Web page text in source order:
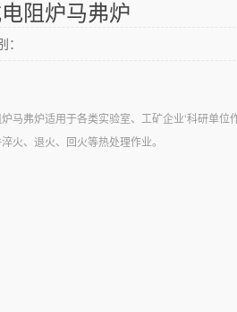
阻炉马弗炉
：
马弗炉适用于各类实验室、工矿企业‘科研单位
火、退火、回火等热处理作业。